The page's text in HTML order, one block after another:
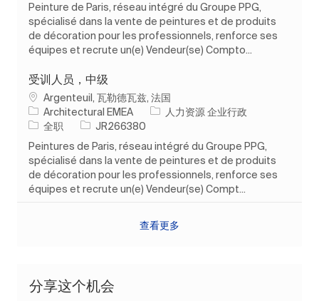
Peinture de Paris, réseau intégré du Groupe PPG,
spécialisé dans la vente de peintures et de produits
de décoration pour les professionnels, renforce ses
équipes et recrute un(e) Vendeur(se) Compto...
受训人员，中级
位置Argenteuil, 瓦勒德瓦兹, 法国
Architectural EMEA
类别人力资源 企业行政
工作类型
全职 作业 ID
JR266380
Peintures de Paris, réseau intégré du Groupe PPG,
spécialisé dans la vente de peintures et de produits
de décoration pour les professionnels, renforce ses
équipes et recrute un(e) Vendeur(se) Compt...
查看更多
分享这个机会